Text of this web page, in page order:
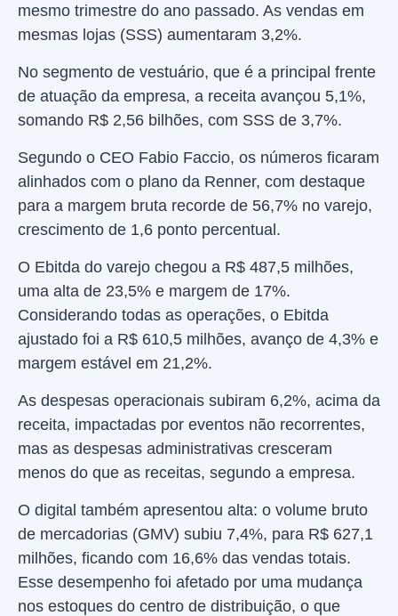
mesmo trimestre do ano passado. As vendas em
mesmas lojas (SSS) aumentaram 3,2%.
No segmento de vestuário, que é a principal frente
de atuação da empresa, a receita avançou 5,1%,
somando R$ 2,56 bilhões, com SSS de 3,7%.
Segundo o CEO Fabio Faccio, os números ficaram
alinhados com o plano da Renner, com destaque
para a margem bruta recorde de 56,7% no varejo,
crescimento de 1,6 ponto percentual.
O Ebitda do varejo chegou a R$ 487,5 milhões,
uma alta de 23,5% e margem de 17%.
Considerando todas as operações, o Ebitda
ajustado foi a R$ 610,5 milhões, avanço de 4,3% e
margem estável em 21,2%.
As despesas operacionais subiram 6,2%, acima da
receita, impactadas por eventos não recorrentes,
mas as despesas administrativas cresceram
menos do que as receitas, segundo a empresa.
O digital também apresentou alta: o volume bruto
de mercadorias (GMV) subiu 7,4%, para R$ 627,1
milhões, ficando com 16,6% das vendas totais.
Esse desempenho foi afetado por uma mudança
nos estoques do centro de distribuição, o que